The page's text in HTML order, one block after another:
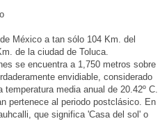
México a tan sólo 104 Km. del
de la ciudad de Toluca.
se encuentra a 1,750 metros sobre
envidiable, considerado
media anual de 20.42º C.
pertenece al periodo postclásico. En
que significa 'Casa del sol' o